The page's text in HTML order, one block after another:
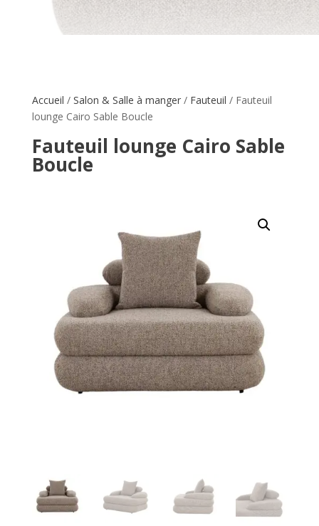
Accueil / Salon & Salle à manger/ Fauteuil / Fauteuil
lounge Cairo Sable Boucle
Fauteuil lounge Cairo Sable
Boucle